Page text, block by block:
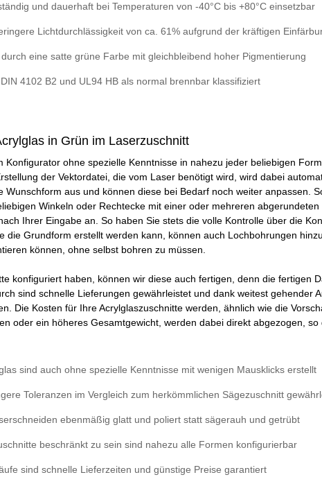
und dauerhaft bei Temperaturen von -40°C bis +80°C einsetzbar
Lichtdurchlässigkeit von ca. 61% aufgrund der kräftigen
eine satte grüne Farbe mit gleichbleibend hoher Pigmentierung
4102 B2 und UL94 HB als normal brennbar klassifiziert
in Grün im Laserzuschnitt
Konfigurator ohne spezielle Kenntnisse in nahezu jeder beliebigen
der Vektordatei, die vom Laser benötigt wird, wird dabei
aus und können diese bei Bedarf noch weiter anpassen.
Winkeln oder Rechtecke mit einer oder mehreren
Ihrer Eingabe an. So haben Sie stets die volle Kontrolle über die
die Grundform erstellt werden kann, können auch Lochbohrungen
können, ohne selbst bohren zu müssen.
konfiguriert haben, können wir diese auch fertigen, denn die fertigen
sind schnelle Lieferungen gewährleistet und dank weitest gehender
Die Kosten für Ihre Acrylglaszuschnitte werden, ähnlich wie die
oder ein höheres Gesamtgewicht, werden dabei direkt abgezogen,
sind auch ohne spezielle Kenntnisse mit wenigen Mausklicks erstellt
Toleranzen im Vergleich zum herkömmlichen Sägezuschnitt
ebenmäßig glatt und poliert statt sägerauh und getrübt
beschränkt zu sein sind nahezu alle Formen konfigurierbar
sind schnelle Lieferzeiten und günstige Preise garantiert